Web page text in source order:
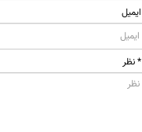
ایمیل
* نظر